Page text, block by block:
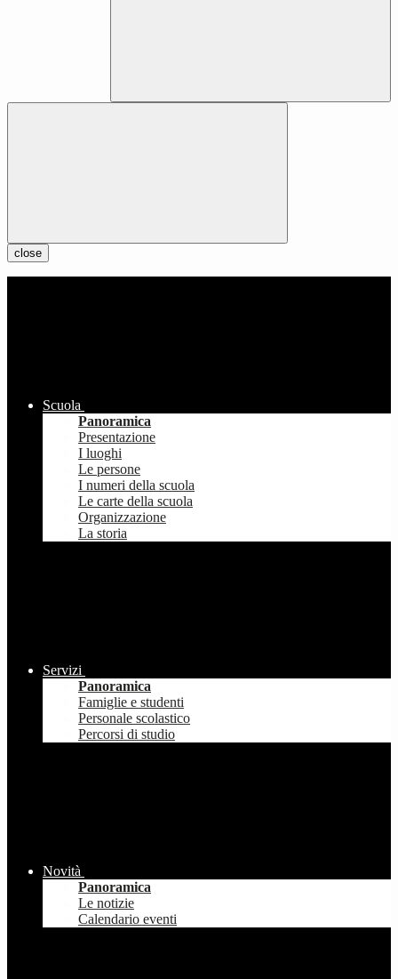
close
Scuola
Panoramica
Presentazione
I luoghi
Le persone
I numeri della scuola
Le carte della scuola
Organizzazione
La storia
Servizi
Panoramica
Famiglie e studenti
Personale scolastico
Percorsi di studio
Novità
Panoramica
Le notizie
Calendario eventi